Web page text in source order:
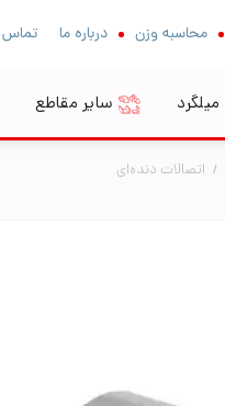
محاسبه وزن درباره ما تماس
میلگرد سایر مقاطع
/ اتصالات دنده‌ای